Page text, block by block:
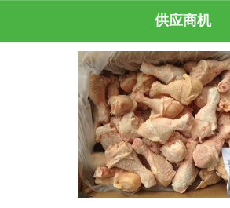
供应商机